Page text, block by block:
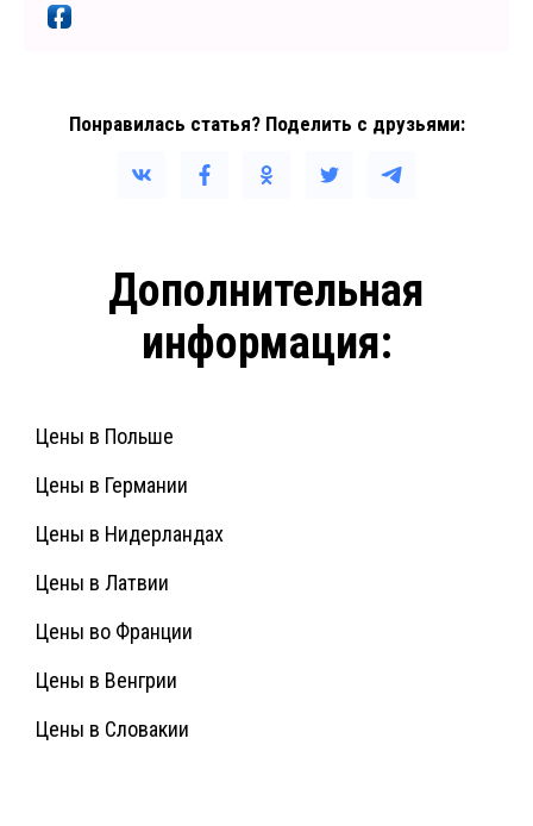
Понравилась статья? Поделить с друзьями:
Дополнительная
информация:
Цены в Польше
Цены в Германии
Цены в Нидерландах
Цены в Латвии
Цены во Франции
Цены в Венгрии
Цены в Словакии